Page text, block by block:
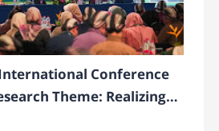
Conference
Realizing
a Technologically